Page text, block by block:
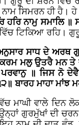
ਨਾਮ ਸਿਮਰਨ ਹੀ ਹੈ।
ਹਰਿ ਨਾਮੁ ਸਮਾਲਿ
ਟਿਕਿਆ ਰਹਿ।
ਸਾਧ ਦੇ ਅਰਥ
ਮਲੁ ਉਤਰੈ ਮਨ ਤੇ
॥ ਜਿਸ ਨੋ ਦੇਵੈ
ਬਾਰਹ ਮਾਹਾ ਮਾਂਝ
ਮਾਘੀ ਵਾਲੇ ਦਿਨ
ਗੁਰਮੁੱਖਾਂ ਦੀ